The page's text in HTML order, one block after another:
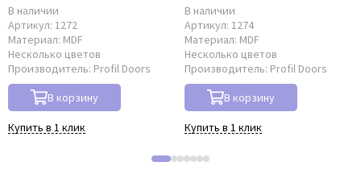
В наличии
Артикул: 1272
Материал: MDF
Несколько цветов
Производитель: Profil Doors
В корзину
Купить в 1 клик
В наличии
Артикул: 1274
Материал: MDF
Несколько цветов
Производитель: Profil Doors
В корзину
Купить в 1 клик